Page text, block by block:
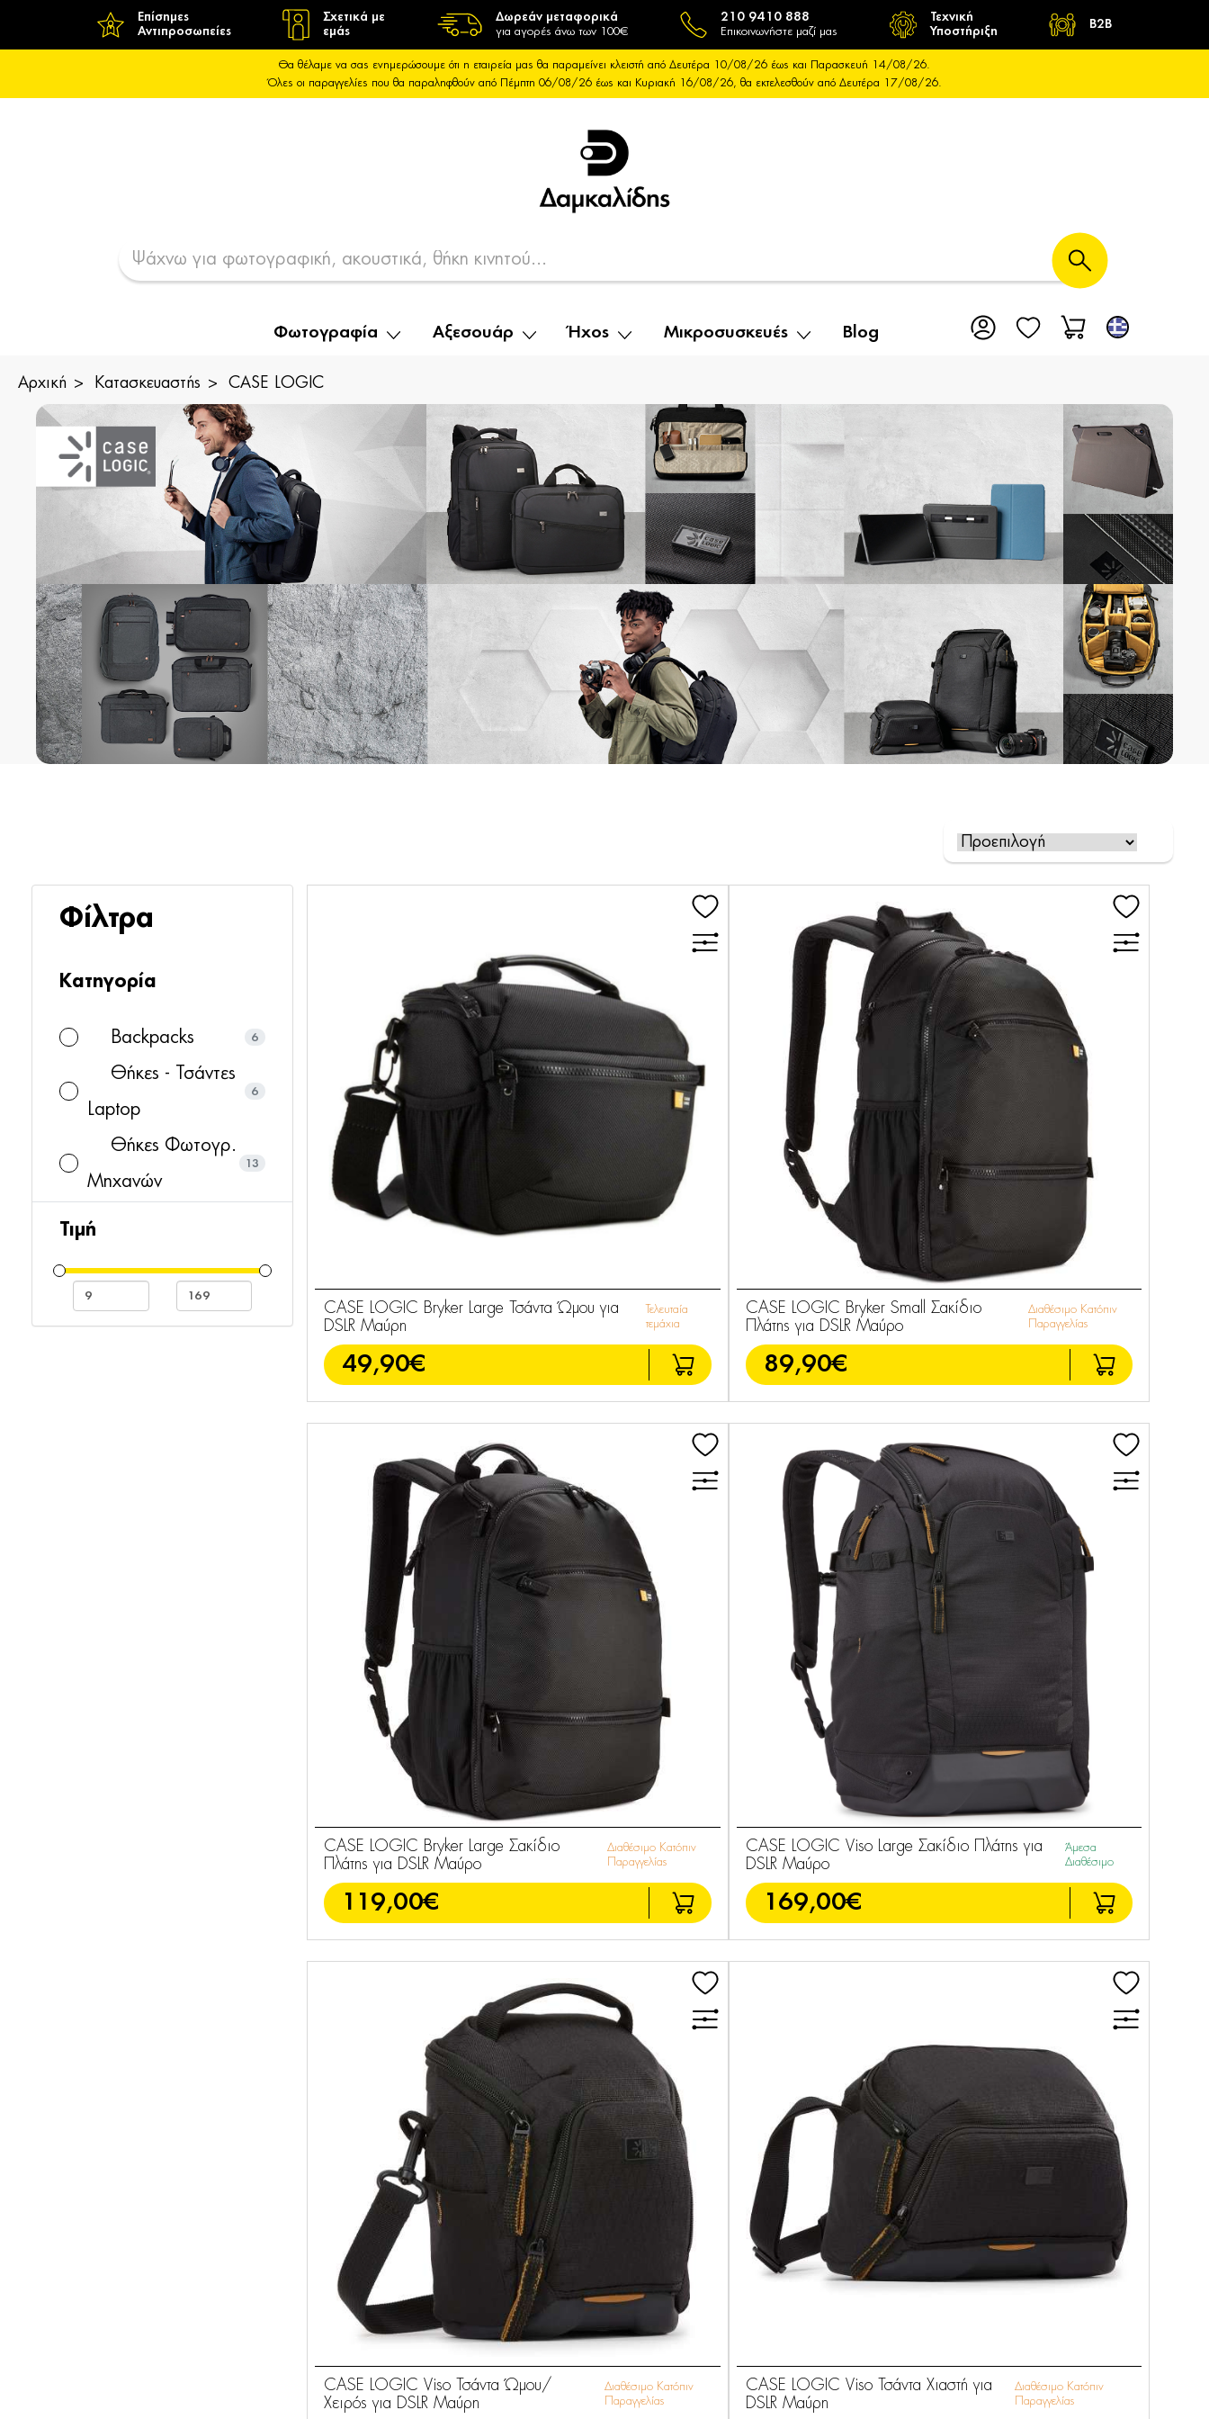
Επίσημες
Αντιπροσωπείες
Σχετικά με
εμάς
Δωρεάν μεταφορικά
για αγορές άνω των 100€
210 9410 888
Επικοινωνήστε μαζί μας
Τεχνική
Υποστήριξη
B2B
Θα θέλαμε να σας ενημερώσουμε ότι η εταιρεία μας θα παραμείνει κλειστή από Δευτέρα 10/08/26 έως και Παρασκευή 14/08/26.
Όλες οι παραγγελίες που θα παραληφθούν από Πέμπτη 06/08/26 έως και Κυριακή 16/08/26, θα εκτελεσθούν από Δευτέρα 17/08/26.
Φωτογραφία Αξεσουάρ Ήχος Μικροσυσκευές Blog
Αρχική Κατασκευαστής CASE LOGIC
Φίλτρα
Κατηγορία
Backpacks 6
Θήκες - Τσάντες
Laptop
6
Θήκες Φωτογρ.
Μηχανών
13
Τιμή
CASE LOGIC Bryker Large Τσάντα Ώμου για
DSLR Μαύρη
Τελευταία
τεμάχια
49,90€
CASE LOGIC Bryker Small Σακίδιο
Πλάτης για DSLR Μαύρο
Διαθέσιμο Κατόπιν
Παραγγελίας
89,90€
CASE LOGIC Bryker Large Σακίδιο
Πλάτης για DSLR Μαύρο
Διαθέσιμο Κατόπιν
Παραγγελίας
119,00€
CASE LOGIC Viso Large Σακίδιο Πλάτης για
DSLR Μαύρο
Άμεσα
Διαθέσιμο
169,00€
CASE LOGIC Viso Τσάντα Ώμου/
Χειρός για DSLR Μαύρη
Διαθέσιμο Κατόπιν
Παραγγελίας
CASE LOGIC Viso Τσάντα Χιαστή για
DSLR Μαύρη
Διαθέσιμο Κατόπιν
Παραγγελίας